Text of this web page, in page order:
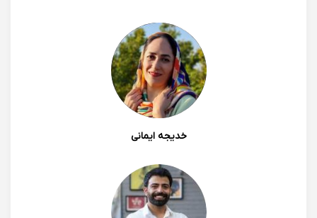
0
0
خانم عسکری عزیز استادی مسلط به کارشون هستند . با
روحیه و انگیزه ای که به شاگردشون می دهند دانش آموز رو
به درس علاقه مند و نگرانیش رو برطرف می کنند. دخترم
خدیجه ایمانی